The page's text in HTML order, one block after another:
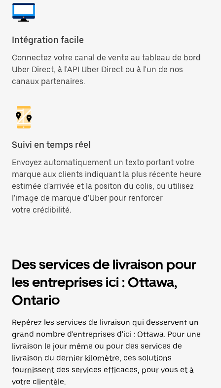
Intégration facile
Connectez votre canal de vente au tableau de bord
Uber Direct, à l'API Uber Direct ou à l'un de nos
canaux partenaires.
Suivi en temps réel
Envoyez automatiquement un texto portant votre
marque aux clients indiquant la plus récente heure
estimée d'arrivée et la positon du colis, ou utilisez
l'image de marque d'Uber pour renforcer
votre crédibilité.
Des services de livraison pour
les entreprises ici : Ottawa,
Ontario
Repérez les services de livraison qui desservent un
grand nombre d'entreprises d'ici : Ottawa. Pour une
livraison le jour même ou pour des services de
livraison du dernier kilomètre, ces solutions
fournissent des services efficaces, pour vous et à
votre clientèle.